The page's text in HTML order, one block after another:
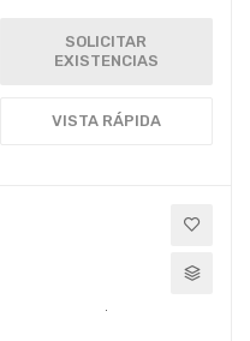
SOLICITAR
EXISTENCIAS
VISTA RÁPIDA